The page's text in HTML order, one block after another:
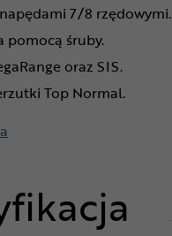
7/8 rzędowymi.
pomocą śruby.
oraz SIS.
Top Normal.